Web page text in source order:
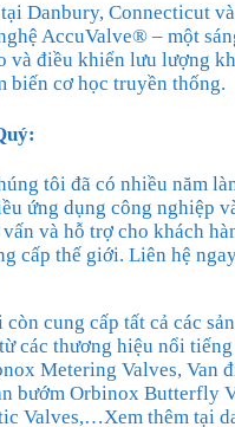
Danbury, Connecticut
AccuValve® – một
và điều khiển lưu lượng
biến cơ học truyền thống.
:
tôi đã có nhiều năm
ứng dụng công nghiệp
và hỗ trợ cho khách
cấp thế giới. Liên hệ
cung cấp tất cả các
các thương hiệu nổi
Metering Valves, Van
bướm Orbinox Butterfly
Valves,…Xem thêm tại